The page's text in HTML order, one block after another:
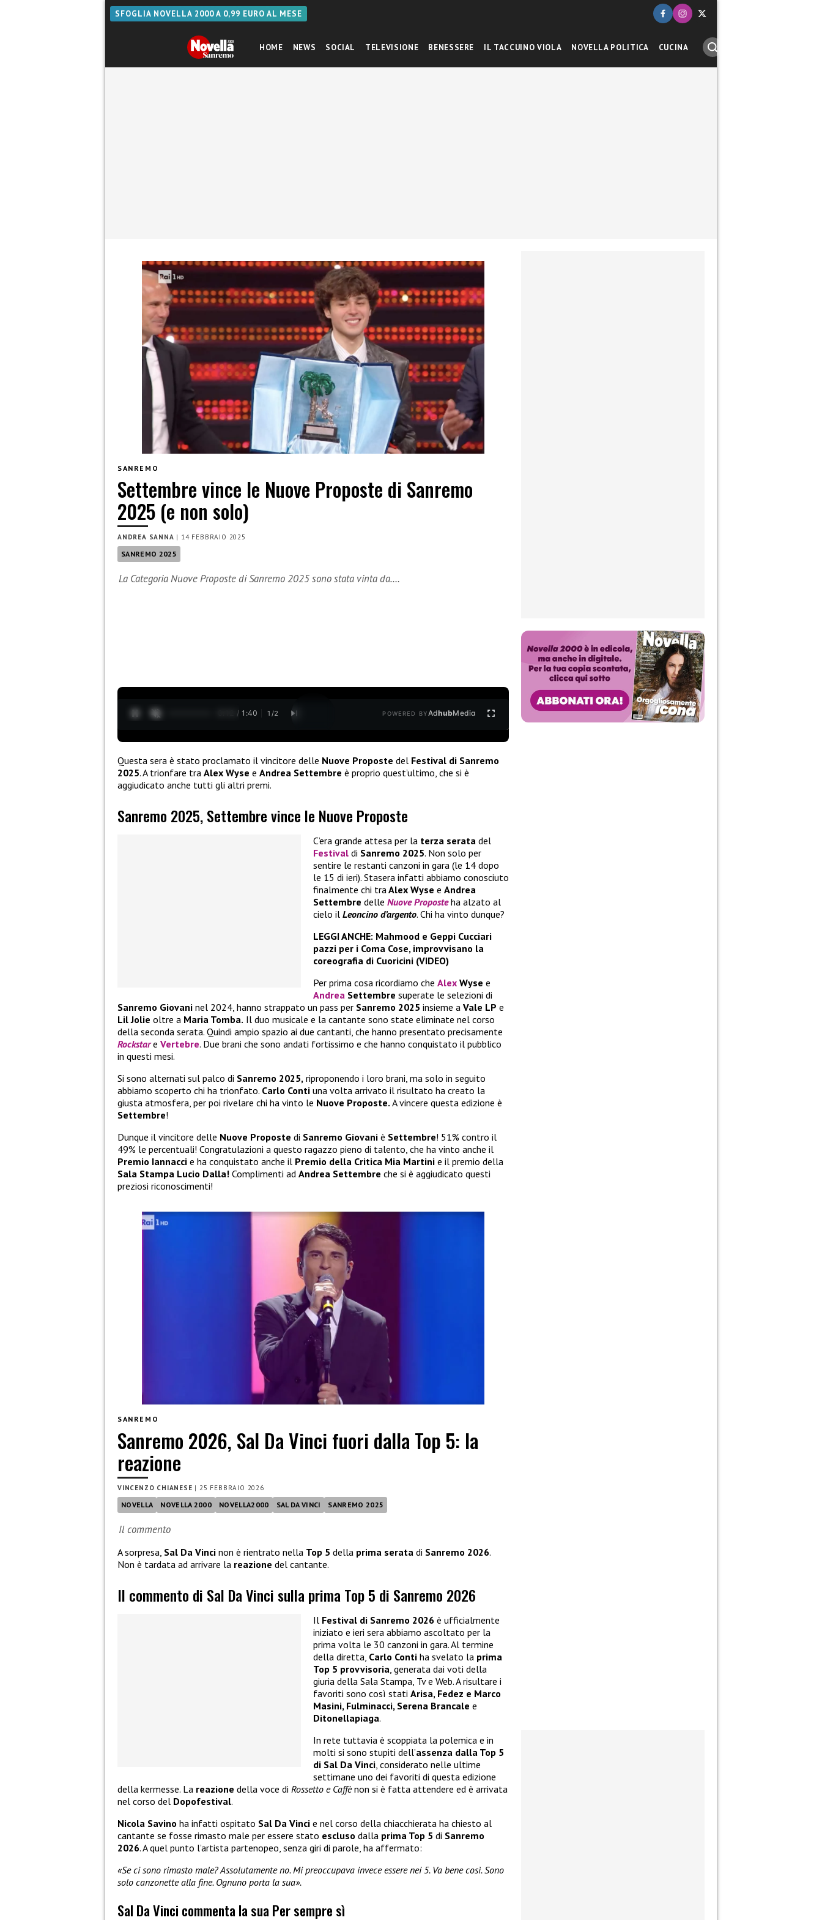
SFOGLIA NOVELLA 2000 A 0,99 EURO AL MESE
HOME NEWS SOCIAL TELEVISIONE BENESSERE IL TACCUINO VIOLA NOVELLA POLITICA CUCINA
SANREMO
Settembre vince le Nuove Proposte di Sanremo
2025 (e non solo)
ANDREA SANNA | 14 FEBBRAIO 2025
SANREMO 2025
La Categoria Nuove Proposte di Sanremo 2025 sono stata vinta da….
0:13 / 1:40 1 /2 POWERED BYAdhubMedia
Questa sera è stato proclamato il vincitore delle Nuove Proposte del Festival di Sanremo
2025. A trionfare tra Alex Wyse e Andrea Settembre è proprio quest’ultimo, che si è
aggiudicato anche tutti gli altri premi.
Sanremo 2025, Settembre vince le Nuove Proposte
C’era grande attesa per la terza serata del
Festival di Sanremo 2025. Non solo per
sentire le restanti canzoni in gara (le 14 dopo
le 15 di ieri). Stasera infatti abbiamo conosciuto
finalmente chi traAlex Wyse e Andrea
Settembre delle Nuove Proposteha alzato al
cielo il Leoncino d’argento. Chi ha vinto dunque?
LEGGI ANCHE: Mahmood e Geppi Cucciari
pazzi per i Coma Cose, improvvisano la
coreografia di Cuoricini (VIDEO)
Per prima cosa ricordiamo che Alex Wyse e
Andrea Settembre superate le selezioni di
Sanremo Giovani nel 2024, hanno strappato un pass per Sanremo 2025 insieme a Vale LP e
Lil Jolie oltre a Maria Tomba. Il duo musicale e la cantante sono state eliminate nel corso
della seconda serata. Quindi ampio spazio ai due cantanti, che hanno presentato precisamente
Rockstare Vertebre. Due brani che sono andati fortissimo e che hanno conquistato il pubblico
in questi mesi.
Si sono alternati sul palco di Sanremo 2025, riproponendo i loro brani, ma solo in seguito
abbiamo scoperto chi ha trionfato. Carlo Conti una volta arrivato il risultato ha creato la
giusta atmosfera, per poi rivelare chi ha vinto le Nuove Proposte. A vincere questa edizione è
Settembre!
Dunque il vincitore delle Nuove Proposte di Sanremo Giovani è Settembre! 51% contro il
49% le percentuali! Congratulazioni a questo ragazzo pieno di talento, che ha vinto anche il
Premio Iannacci e ha conquistato anche il Premio della Critica Mia Martini e il premio della
Sala Stampa Lucio Dalla! Complimenti ad Andrea Settembre che si è aggiudicato questi
preziosi riconoscimenti!
SANREMO
Sanremo 2026, Sal Da Vinci fuori dalla Top 5: la
reazione
VINCENZO CHIANESE |25 FEBBRAIO 2026
NOVELLA NOVELLA 2000 NOVELLA2000 SAL DA VINCI SANREMO 2025
Il commento
A sorpresa, Sal Da Vinci non è rientrato nella Top 5 della prima serata di Sanremo 2026.
Non è tardata ad arrivare la reazione del cantante.
Il commento di Sal Da Vinci sulla prima Top 5 di Sanremo 2026
Il Festival di Sanremo 2026 è ufficialmente
iniziato e ieri sera abbiamo ascoltato per la
prima volta le 30 canzoni in gara. Al termine
della diretta, Carlo Conti ha svelato la prima
Top 5 provvisoria, generata dai voti della
giuria della Sala Stampa, Tv e Web. A risultare i
favoriti sono così stati Arisa, Fedez e Marco
Masini, Fulminacci, Serena Brancale e
Ditonellapiaga.
In rete tuttavia è scoppiata la polemica e in
molti si sono stupiti dell’assenza dalla Top 5
di Sal Da Vinci, considerato nelle ultime
settimane uno dei favoriti di questa edizione
della kermesse. La reazione della voce di Rossetto e Caffènon si è fatta attendere ed è arrivata
nel corso del Dopofestival.
Nicola Savino ha infatti ospitato Sal Da Vinci e nel corso della chiacchierata ha chiesto al
cantante se fosse rimasto male per essere stato escluso dalla prima Top 5 di Sanremo
2026. A quel punto l’artista partenopeo, senza giri di parole, ha affermato:
«Se ci sono rimasto male? Assolutamente no. Mi preoccupava invece essere nei 5. Va bene così. Sono
solo canzonette alla fine. Ognuno porta la sua».
Sal Da Vinci commenta la sua Per sempre sì